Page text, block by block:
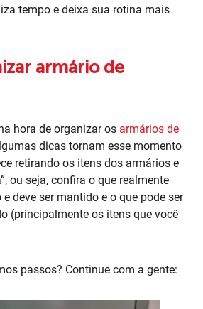
tempo e deixa sua rotina mais
armário de
hora de organizar os armários de
dicas tornam esse momento
retirando os itens dos armários e
ou seja, confira o que realmente
deve ser mantido e o que pode ser
(principalmente os itens que você
passos? Continue com a gente: